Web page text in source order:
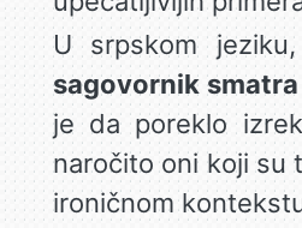
U srpskom
sagovornik
je da poreklo
naročito oni koji su
ironičnom